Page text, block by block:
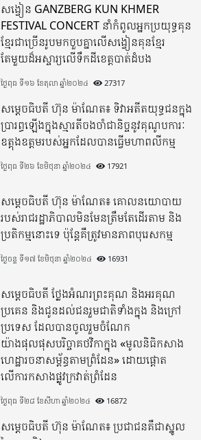
សង្វៀន GANZBERG KUN KHMER
FESTIVAL CONCERT នាំកំពូលអ្នកប្រយុទ្ធគុន
ខ្មែរជាច្រើនរូបមកចួបគ្នាលើសង្វៀនគុនខ្មែរ
តែមួយដ៏អស្ចារ្យលើទឹកដីខេត្តបាត់ដំបង
ថ្ងៃពុធ ទី១៦ ខែតុលា ឆ្នាំ២០២៤ 27317
សម្តេចធិបតី ហ៊ុន ម៉ាណែត៖ ទិវាអតីតយុទ្ធជនក្នុង
ប្រារព្ធឡើងក្នុងស្មារតីចងចាំជានិច្ចនូវគុណូបការៈ
ឧត្តុងឧត្តមរបស់អ្នកដែលបានធ្វើមហាពលីកម្ម
ថ្ងៃពុធ ទី២៦ ខែមិថុនា ឆ្នាំ២០២៤ 17921
សម្តេចធិបតី ហ៊ុន ម៉ាណែត៖ គោលនយោបាយ
របស់រាជរដ្ឋាភិបាលមិនមែនត្រឹមតែដើរតាម និង
ប្រតិកម្មនោះទេ ប៉ុន្តែគឺត្រូវមានភាពបុរេសកម្ម
ថ្ងៃចន្ទ ទី១៧ ខែមិថុនា ឆ្នាំ២០២៤ 16931
សម្តេចធិបតី ថ្លែងអំណរព្រះគុណ និងអរគុណ
ប្រគេន និងជូនដល់ជនរួមជាតិទាំងក្នុង​ និងក្រៅ
ប្រទេស​ ដែលបានចូលរួមចំណែក
យ៉ាងផុលផុសបរិច្ចាគថវិកាក្នុង «មូលនិធិកសាង
ហេដ្ឋារចនាសម្ព័ន្ធតាមព្រំដែន» ដោយផ្ដោត
លើការកសាងផ្លូវក្រវាត់ព្រំដែន
ថ្ងៃពុធ ទី២៨ ខែសីហា ឆ្នាំ២០២៤ 16872
សម្តេចធិបតី ហ៊ុន ម៉ាណែត៖ ប្រជាជនគឺជាស្នូល